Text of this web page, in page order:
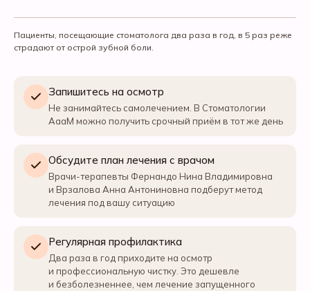
Пациенты, посещающие стоматолога два раза в год, в 5 раз реже
страдают от острой зубной боли.
Запишитесь на осмотр
Не занимайтесь самолечением. В Стоматологии
АааМ можно получить срочный приём в тот же день
Обсудите план лечения с врачом
Врачи-терапевты Фернандо Нина Владимировна
и Врзалова Анна Антониновна подберут метод
лечения под вашу ситуацию
Регулярная профилактика
Два раза в год приходите на осмотр
и профессиональную чистку. Это дешевле
и безболезненнее, чем лечение запущенного